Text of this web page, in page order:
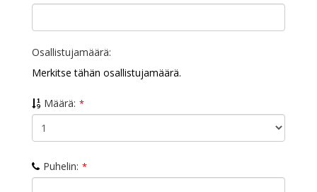
Osallistujamäärä:
Merkitse tähän osallistujamäärä.
Määrä: *
Puhelin: *